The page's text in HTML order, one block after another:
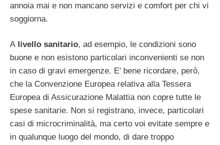
annoia mai e non mancano servizi e comfort per chi vi
soggiorna.
Alivello sanitario, ad esempio, le condizioni sono
buone e non esistono particolari inconvenienti se non
in caso di gravi emergenze. E’ bene ricordare, però,
che la Convenzione Europea relativa alla Tessera
Europea di Assicurazione Malattia non copre tutte le
spese sanitarie. Non si registrano, invece, particolari
casi di microcriminalità, ma certo voi evitate sempre e
in qualunque luogo del mondo, di dare troppo